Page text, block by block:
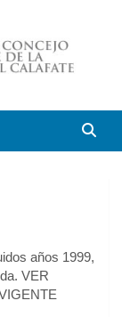
años 1999,
VER